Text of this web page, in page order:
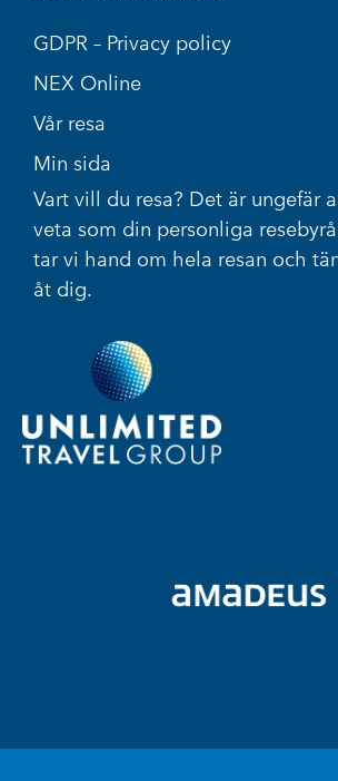
GDPR – Privacy policy
NEX Online
Vår resa
Min sida
Vart vill du resa? Det är ungefär
veta som din personliga
tar vi hand om hela resan och
åt dig.